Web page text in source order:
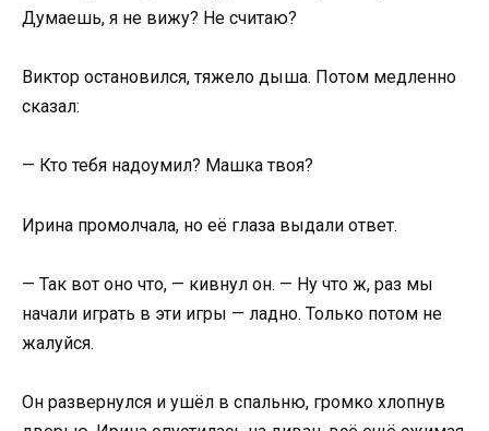
Думаешь, я не вижу? Не считаю?
Виктор остановился, тяжело дыша. Потом медленно
сказал:
— Кто тебя надоумил? Машка твоя?
Ирина промолчала, но её глаза выдали ответ.
— Так вот оно что, — кивнул он. — Ну что ж, раз мы
начали играть в эти игры — ладно. Только потом не
жалуйся.
Он развернулся и ушёл в спальню, громко хлопнув